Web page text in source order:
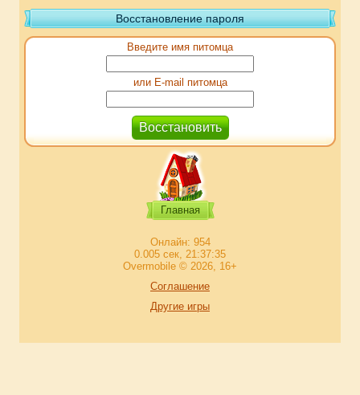
Восстановление пароля
Введите имя питомца
или E-mail питомца
Главная
Онлайн: 954
0.005 сек, 21:37:35
Overmobile © 2026, 16+
Соглашение
Другие игры